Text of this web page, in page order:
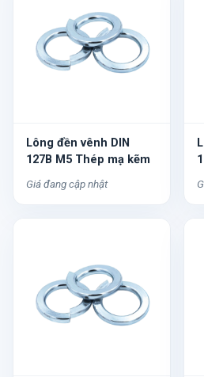
Lông đền vênh DIN
127B M5 Thép mạ kẽm
Giá đang cập nhật